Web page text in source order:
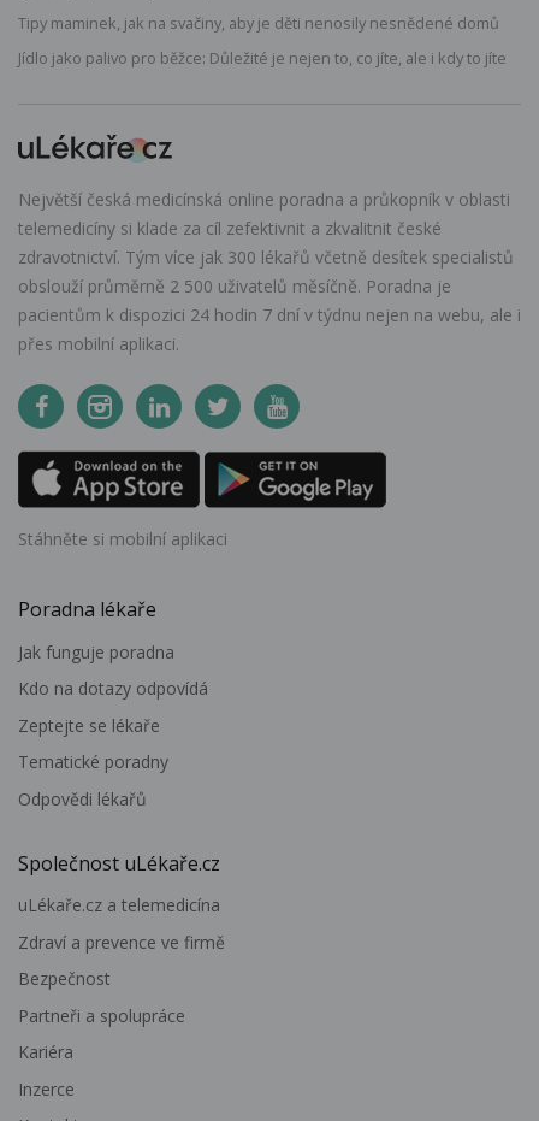
Tipy maminek, jak na svačiny, aby je děti nenosily nesnědené domů
Jídlo jako palivo pro běžce: Důležité je nejen to, co jíte, ale i kdy to jíte
Největší česká medicínská online poradna a průkopník v oblasti
telemedicíny si klade za cíl zefektivnit a zkvalitnit české
zdravotnictví. Tým více jak 300 lékařů včetně desítek specialistů
obslouží průměrně 2 500 uživatelů měsíčně. Poradna je
pacientům k dispozici 24 hodin 7 dní v týdnu nejen na webu, ale i
přes mobilní aplikaci.
Stáhněte si mobilní aplikaci
Poradna lékaře
Jak funguje poradna
Kdo na dotazy odpovídá
Zeptejte se lékaře
Tematické poradny
Odpovědi lékařů
Společnost uLékaře.cz
uLékaře.cz a telemedicína
Zdraví a prevence ve firmě
Bezpečnost
Partneři a spolupráce
Kariéra
Inzerce